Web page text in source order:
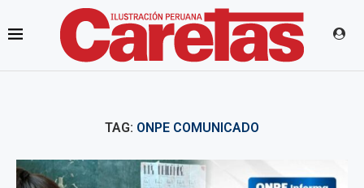
TAG: ONPE COMUNICADO